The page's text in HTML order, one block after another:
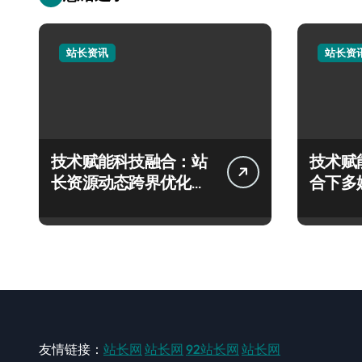
站长资讯
技术赋能科技融合：站
长资源动态跨界优化配
站长资
技术赋
合下多
友情链接： 站长网 站长网 92站长网 站长网